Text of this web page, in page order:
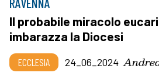
Il probabile miracolo
imbarazza la Diocesi
ECCLESIA 24_06_2024